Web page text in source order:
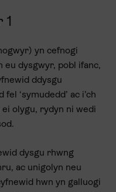
1
yn cefnogi
eu dysgwyr, pobl ifanc,
ddysgu
‘symudedd’ ac i’ch
olygu, rydyn ni wedi
dysgu rhwng
ac unigolyn neu
hwn yn galluogi